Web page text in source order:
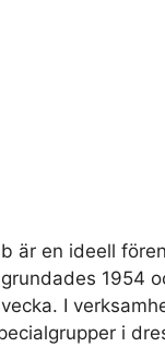
är en ideell
1954
I
i